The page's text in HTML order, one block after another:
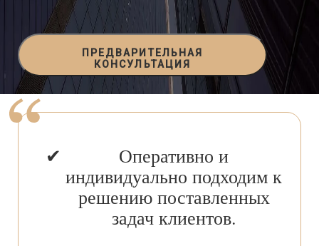
ПРЕДВАРИТЕЛЬНАЯ
КОНСУЛЬТАЦИЯ
Оперативно и
индивидуально подходим к
решению поставленных
задач клиентов.